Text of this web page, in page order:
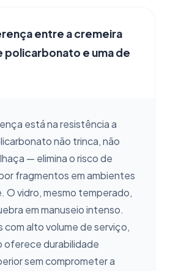
entre a cremeira
policarbonato e uma de
está na resistência a
não trinca, não
— elimina o risco de
fragmentos em ambientes
O vidro, mesmo temperado,
em manuseio intenso.
com alto volume de serviço,
oferece durabilidade
sem comprometer a